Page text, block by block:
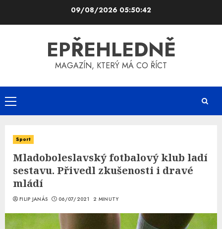
09/08/2026 05:50:43
EPŘEHLEDNĚ
MAGAZÍN, KTERÝ MÁ CO ŘÍCT
Primary
Menu
Sport
Mladoboleslavský fotbalový klub ladí
sestavu. Přivedl zkušenosti i dravé
mládí
FILIP JANÁS 06/07/2021 2 MINUTY